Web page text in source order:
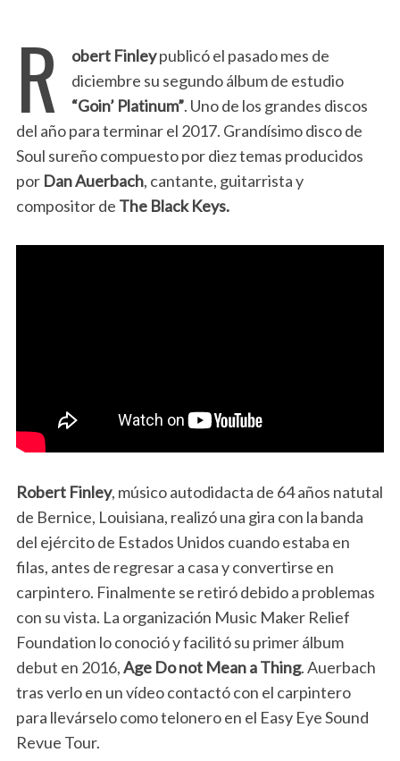
R obert Finleypublicó el pasado mes de
diciembre su segundo álbum de estudio
“Goin’ Platinum”. Uno de los grandes discos
del año para terminar el 2017. Grandísimo disco de
Soul sureño compuesto por diez temas producidos
por Dan Auerbach, cantante, guitarrista y
compositor de The Black Keys.
Robert Finley, músico autodidacta de 64 años natutal
de Bernice, Louisiana, realizó una gira con la banda
del ejército de Estados Unidos cuando estaba en
filas, antes de regresar a casa y convertirse en
carpintero. Finalmente se retiró debido a problemas
con su vista. La organización Music Maker Relief
Foundation lo conoció y facilitó su primer álbum
debut en 2016,Age Do not Mean a Thing. Auerbach
tras verlo en un vídeo contactó con el carpintero
para llevárselo como telonero en el Easy Eye Sound
Revue Tour.